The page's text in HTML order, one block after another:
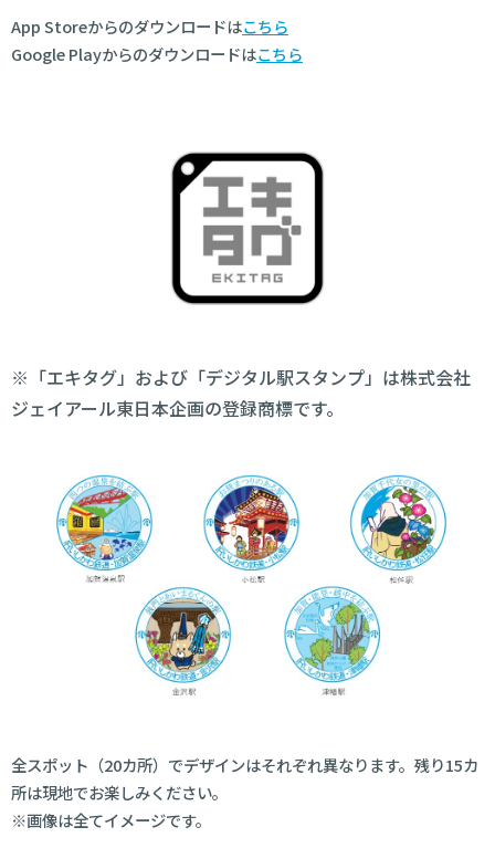
App Storeからのダウンロードはこちら
Google Playからのダウンロードはこちら
※「エキタグ」および「デジタル駅スタンプ」は株式会社
ジェイアール東日本企画の登録商標です。
全スポット（20カ所）でデザインはそれぞれ異なります。残り15カ
所は現地でお楽しみください。
※画像は全てイメージです。